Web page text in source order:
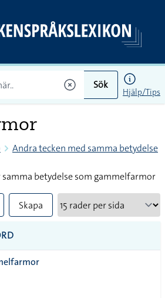
Sök
Hjälp/Tips
Andra tecken med samma betydelse
samma betydelse som gammelfarmor
Skapa